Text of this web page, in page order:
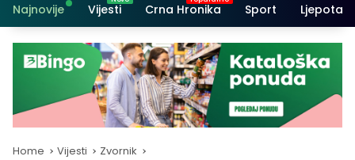
Najnovije Vijesti Crna Hronika Sport Ljepota i
Home Vijesti Zvornik